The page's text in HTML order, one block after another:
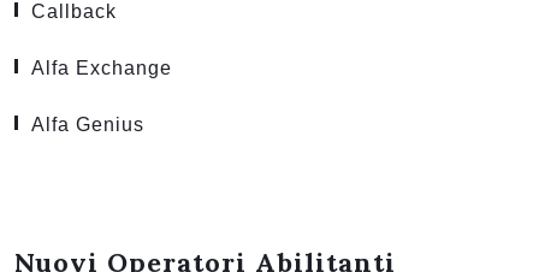
Callback
Alfa Exchange
Alfa Genius
Nuovi Operatori Abilitanti